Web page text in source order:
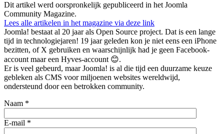
Dit artikel werd oorspronkelijk gepubliceerd in het Joomla
Community Magazine.
Lees alle artikelen in het magazine via deze link
Joomla! bestaat al 20 jaar als Open Source project. Dat is een lange
tijd in technologiejaren! 19 jaar geleden kon je niet eens een iPhone
bezitten, of X gebruiken en waarschijnlijk had je geen Facebook-
account maar een Hyves-account 😊.
Er is veel gebeurd, maar Joomla! is al die tijd een duurzame keuze
gebleken als CMS voor miljoenen websites wereldwijd,
ondersteund door een betrokken community.
Naam *
E-mail *